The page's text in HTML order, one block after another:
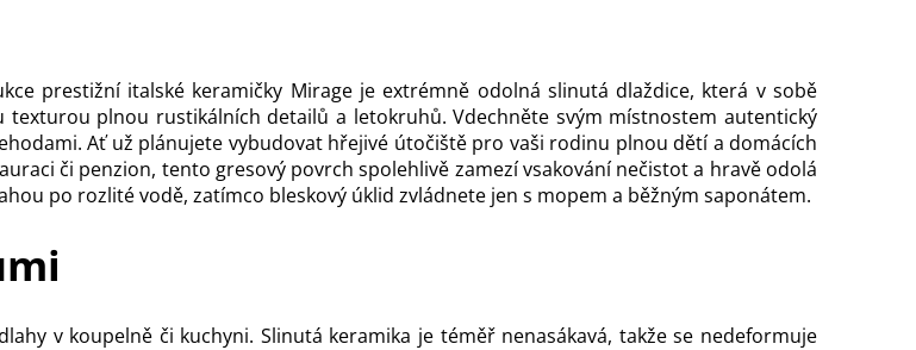
prestižní italské keramičky Mirage je extrémně odolná slinutá dlaždice, která v sobě
plnou rustikálních detailů a letokruhů. Vdechněte svým místnostem autentický
Ať už plánujete vybudovat hřejivé útočiště pro vaši rodinu plnou dětí a domácích
či penzion, tento gresový povrch spolehlivě zamezí vsakování nečistot a hravě odolá
po rozlité vodě, zatímco bleskový úklid zvládnete jen s mopem a běžným saponátem.
v koupelně či kuchyni. Slinutá keramika je téměř nenasákavá, takže se nedeformuje